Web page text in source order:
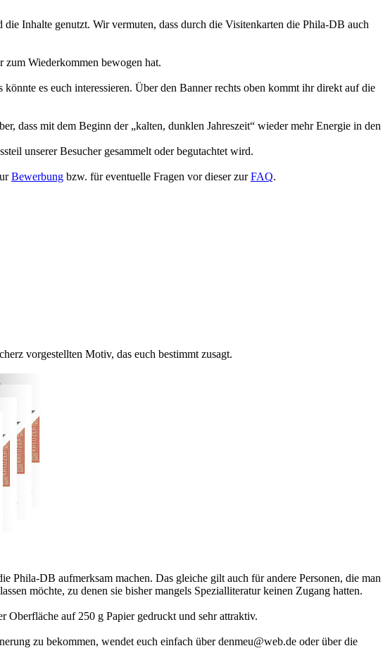
Inhalte genutzt. Wir vermuten, dass durch die Visitenkarten die Phila-DB auch
zum Wiederkommen bewogen hat.
es euch interessieren. Über den Banner rechts oben kommt ihr direkt auf die
dass mit dem Beginn der „kalten, dunklen Jahreszeit“ wieder mehr Energie in den
unserer Besucher gesammelt oder begutachtet wird.
Bewerbung bzw. für eventuelle Fragen vor dieser zurFAQ.
vorgestellten Motiv, das euch bestimmt zusagt.
DB aufmerksam machen. Das gleiche gilt auch für andere Personen, die man
möchte, zu denen sie bisher mangels Spezialliteratur keinen Zugang hatten.
auf 250 g Papier gedruckt und sehr attraktiv.
zu bekommen, wendet euch einfach über denmeu@web.de oder über die